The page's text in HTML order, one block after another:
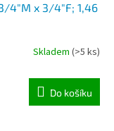
4"M x 3/4"F; 1,46
Skladem (>5 ks)
Do košíku